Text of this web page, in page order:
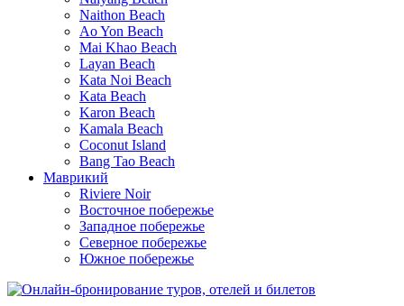
Naithon Beach
Ao Yon Beach
Mai Khao Beach
Layan Beach
Kata Noi Beach
Kata Beach
Karon Beach
Kamala Beach
Coconut Island
Bang Tao Beach
Маврикий
Riviere Noir
Восточное побережье
Западное побережье
Северное побережье
Южное побережье